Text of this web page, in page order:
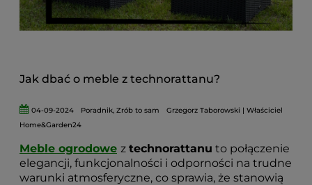
Jak dbać o meble z technorattanu?
04-09-2024 Poradnik,Zrób to sam
Grzegorz Taborowski | Właściciel
Home&Garden24
Meble ogrodowe z technorattanu to połączenie
elegancji, funkcjonalności i odporności na trudne
warunki atmosferyczne, co sprawia, że stanowią